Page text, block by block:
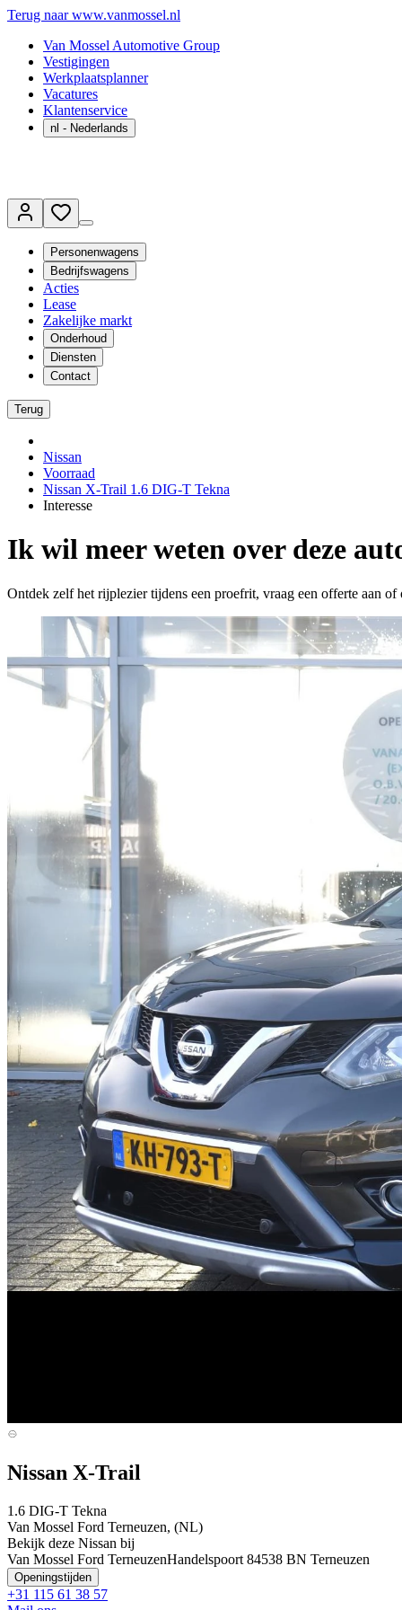
Terug naar www.vanmossel.nl
Van Mossel Automotive Group
Vestigingen
Werkplaatsplanner
Vacatures
Klantenservice
nl - Nederlands
Personenwagens
Bedrijfswagens
Acties
Lease
Zakelijke markt
Onderhoud
Diensten
Contact
Terug
Nissan
Voorraad
Nissan X-Trail 1.6 DIG-T Tekna
Interesse
Ik wil meer weten over deze
Ontdek zelf het rijplezier tijdens een proefrit, vraag een offerte aan
Nissan X-Trail
1.6 DIG-T Tekna
Van Mossel Ford Terneuzen, (NL)
Bekijk deze Nissan bij
Van Mossel Ford TerneuzenHandelspoort 84538 BN Terneuzen
Openingstijden
+31 115 61 38 57